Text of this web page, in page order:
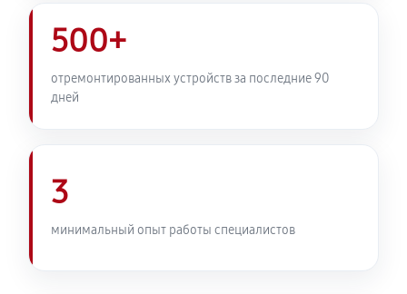
500+
отремонтированных устройств за последние 90
дней
3
минимальный опыт работы специалистов